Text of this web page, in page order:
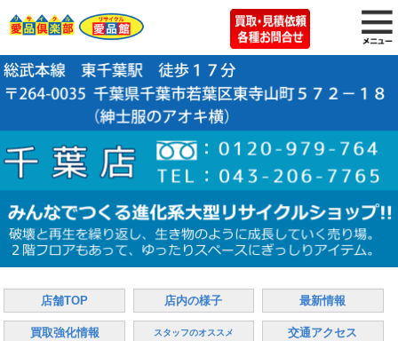
店舗TOP 店内の様子 最新情報
買取強化情報 スタッフのオススメ 交通アクセス